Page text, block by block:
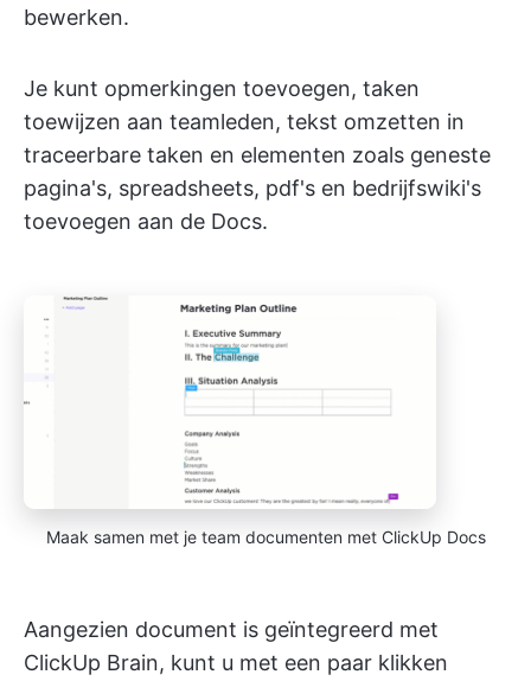
bewerken.
Je kunt opmerkingen toevoegen, taken
toewijzen aan teamleden, tekst omzetten in
traceerbare taken en elementen zoals geneste
pagina's, spreadsheets, pdf's en bedrijfswiki's
toevoegen aan de Docs.
Maak samen met je team documenten met ClickUp Docs
Aangezien document is geïntegreerd met
ClickUp Brain, kunt u met een paar klikken